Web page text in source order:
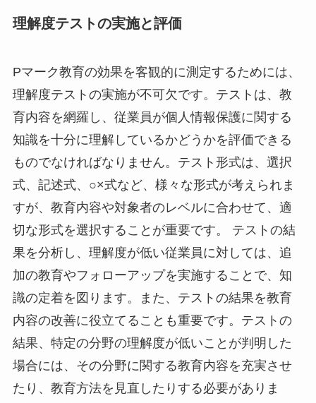
理解度テストの実施と評価
Pマーク教育の効果を客観的に測定するためには、
理解度テストの実施が不可欠です。テストは、教
育内容を網羅し、従業員が個人情報保護に関する
知識を十分に理解しているかどうかを評価できる
ものでなければなりません。テスト形式は、選択
式、記述式、○×式など、様々な形式が考えられま
すが、教育内容や対象者のレベルに合わせて、適
切な形式を選択することが重要です。 テストの結
果を分析し、理解度が低い従業員に対しては、追
加の教育やフォローアップを実施することで、知
識の定着を図ります。また、テストの結果を教育
内容の改善に役立てることも重要です。テストの
結果、特定の分野の理解度が低いことが判明した
場合には、その分野に関する教育内容を充実させ
たり、教育方法を見直したりする必要がありま